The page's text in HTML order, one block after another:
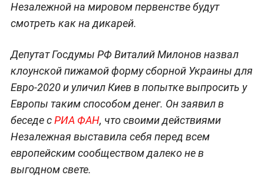
Незалежной на мировом первенстве будут
смотреть как на дикарей.
Депутат Госдумы РФ Виталий Милонов назвал
клоунской пижамой форму сборной Украины для
Евро-2020 и уличил Киев в попытке выпросить у
Европы таким способом денег. Он заявил в
беседе сРИА ФАН, что своими действиями
Незалежная выставила себя перед всем
европейским сообществом далеко не в
выгодном свете.